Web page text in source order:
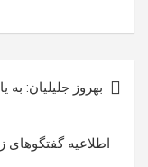
نوشته
بهروز جلیلیان: به
اطلاعیه